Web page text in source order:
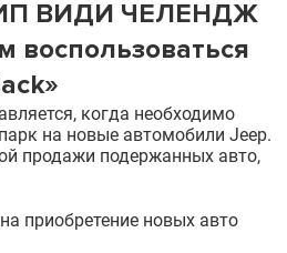
ВИДИ ЧЕЛЕНДЖ
воспользоваться
когда необходимо
на новые автомобили Jeep.
продажи подержанных авто,
приобретение новых авто